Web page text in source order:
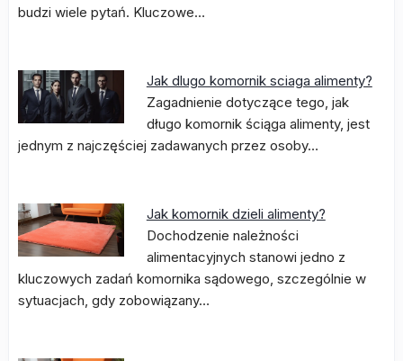
budzi wiele pytań. Kluczowe…
Jak dlugo komornik sciaga alimenty?
Zagadnienie dotyczące tego, jak
długo komornik ściąga alimenty, jest
jednym z najczęściej zadawanych przez osoby…
Jak komornik dzieli alimenty?
Dochodzenie należności
alimentacyjnych stanowi jedno z
kluczowych zadań komornika sądowego, szczególnie w
sytuacjach, gdy zobowiązany…